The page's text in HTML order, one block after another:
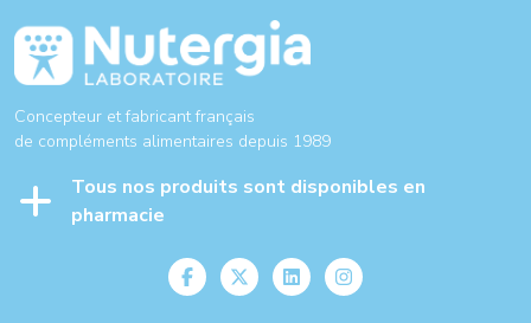
Concepteur et fabricant français
de compléments alimentaires depuis 1989
Tous nos produits sont disponibles en
pharmacie